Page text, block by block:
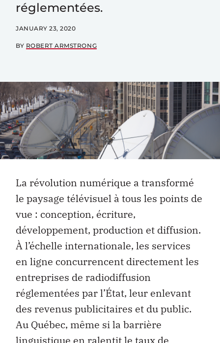
réglementées.
JANUARY 23, 2020
BY ROBERT ARMSTRONG
La révolution numérique a transformé
le paysage télévisuel à tous les points de
vue : conception, écriture,
développement, produc­tion et diffusion.
À l’échelle internationale, les services
en ligne concurrencent directement les
entreprises de radiodiffusion
réglementées par l’État, leur enlevant
des revenus publicitaires et du public.
Au Québec, même si la barrière
linguistique en ralentit le taux de